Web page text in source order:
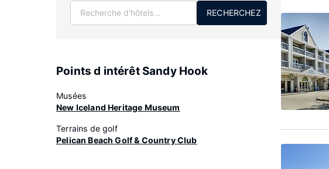
RECHERCHEZ
Points d intérêt Sandy Hook
Musées
New Iceland Heritage Museum
Terrains de golf
Pelican Beach Golf & Country Club